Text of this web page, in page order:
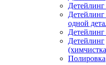
одной
Детейлинг
Полировка